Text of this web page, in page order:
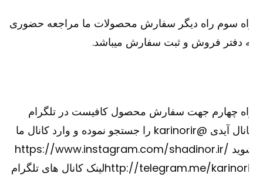
سوم راه دیگر سفارش محصولات ما مراجعه حضوری
دفتر فروش و ثبت سفارش میباشد.
چهارم جهت سفارش محصول کافیست در تلگرام
کانال آیدی @karinorir را جستجو نموده و وارد کانال ما
شوید https://www.instagram.com/shadinor.ir/
http://telegram.me/karinorirلینک کانال های تلگرام